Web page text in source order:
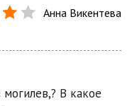
Анна Викентева
В какое